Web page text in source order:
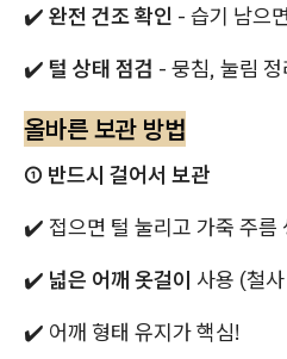
✔️ 완전 건조 확인 - 습기 남으
✔️ 털 상태 점검 - 뭉침, 눌림 정
올바른 보관 방법
① 반드시 걸어서 보관
✔️ 접으면 털 눌리고 가죽 주름
✔️ 넓은 어깨 옷걸이 사용 (철
✔️ 어깨 형태 유지가 핵심!